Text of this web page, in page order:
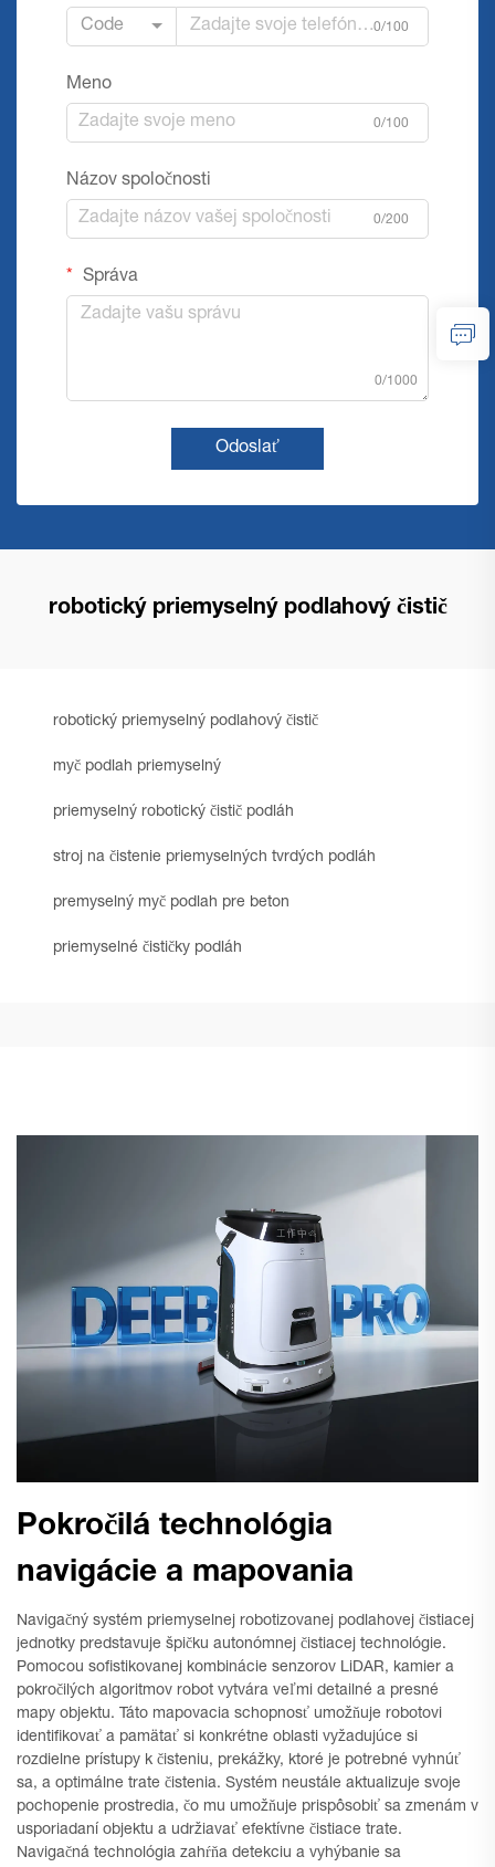
Code 0/100
Meno
0/100
Názov spoločnosti
0/200
Správa
0/1000
Odoslať
robotický priemyselný podlahový čistič
robotický priemyselný podlahový čistič
myč podlah priemyselný
priemyselný robotický čistič podláh
stroj na čistenie priemyselných tvrdých podláh
premyselný myč podlah pre beton
priemyselné čističky podláh
Pokročilá technológia
navigácie a mapovania
Navigačný systém priemyselnej robotizovanej podlahovej čistiacej
jednotky predstavuje špičku autonómnej čistiacej technológie.
Pomocou sofistikovanej kombinácie senzorov LiDAR, kamier a
pokročilých algoritmov robot vytvára veľmi detailné a presné
mapy objektu. Táto mapovacia schopnosť umožňuje robotovi
identifikovať a pamätať si konkrétne oblasti vyžadujúce si
rozdielne prístupy k čisteniu, prekážky, ktoré je potrebné vyhnúť
sa, a optimálne trate čistenia. Systém neustále aktualizuje svoje
pochopenie prostredia, čo mu umožňuje prispôsobiť sa zmenám v
usporiadaní objektu a udržiavať efektívne čistiace trate.
Navigačná technológia zahŕňa detekciu a vyhýbanie sa